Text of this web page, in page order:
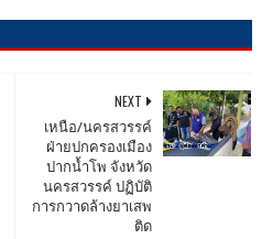
NEXT
เหนือ/นครสวรรค์
ฝ่ายปกครองเมือง
ปากน้ำโพ จังหวัด
นครสวรรค์ ปฏิบัติ
การกวาดล้างยาเสพ
ติด